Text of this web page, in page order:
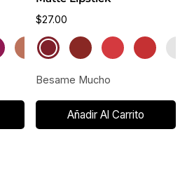
Ginger
Kiss
Mocha
Kiss
Rosy
Kiss
Tender
Kiss
True
Kiss
$27.00
Besame
Mucho
ChipotleCoral
Reef
Feeling
Fuego
Hola
Besame Mucho
Añadir Al Carrito